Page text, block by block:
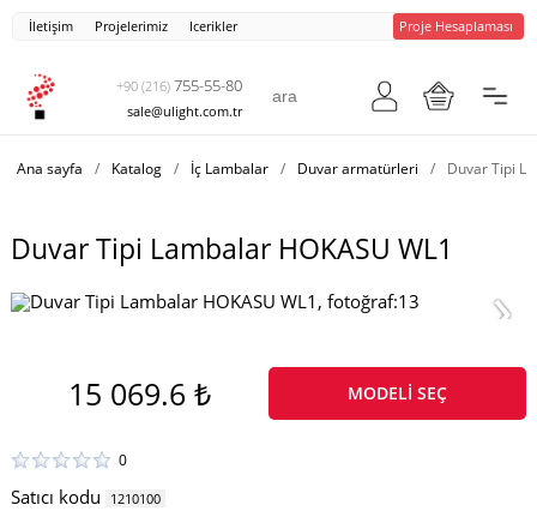
İletişim Projelerimiz Icerikler Proje Hesaplaması
+90 (216) 755-55-80
sale@ulight.com.tr
Ana sayfa / Katalog / İç Lambalar / Duvar armatürleri / Duvar Tipi
Duvar Tipi Lambalar HOKASU WL1
15 069.6 ₺ MODELI SEÇ
0
Satıcı kodu 1210100